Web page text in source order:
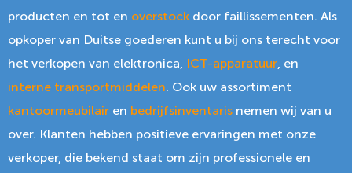
producten en tot en overstock door faillissementen. Als
opkoper van Duitse goederen kunt u bij ons terecht voor
het verkopen van elektronica,
ICT-apparatuur , en
interne transportmiddelen. Ook uw assortiment
kantoormeubilair en bedrijfsinventaris nemen wij van u
over. Klanten hebben positieve ervaringen met onze
verkoper, die bekend staat om zijn professionele en